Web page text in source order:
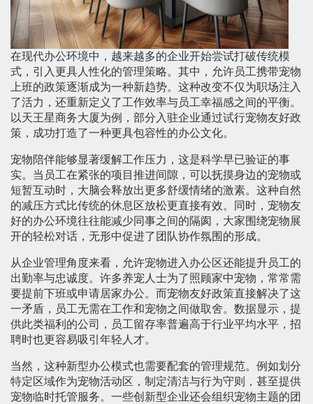
在现代办公环境中，越来越多的企业开始尝试打破传统模
式，引入更具人性化的管理策略。其中，允许员工携带宠物
上班的政策逐渐成为一种新趋势。这种改变不仅为职场注入
了活力，还重新定义了工作效率与员工幸福感之间的平衡。
以天王星商务大厦为例，部分入驻企业通过试行宠物友好政
策，成功打造了一种更具包容性的办公文化。
宠物陪伴能够显著缓解工作压力，这是科学早已验证的事
实。当员工在紧张的项目推进间隙，可以抚摸身边的宠物或
短暂互动时，大脑会释放出更多舒缓情绪的激素。这种自然
的减压方式比传统的休息区放松更直接有效。同时，宠物友
好的办公环境往往能减少同事之间的隔阂，大家围绕宠物展
开的轻松对话，无形中促进了团队协作氛围的形成。
从企业管理角度来看，允许宠物进入办公区还能提升员工的
出勤率与忠诚度。许多养宠人士为了照顾家中宠物，常常需
要提前下班或申请居家办公。而宠物友好政策直接解决了这
一矛盾，员工无需在工作和宠物之间做取舍。数据显示，提
供此类福利的公司，员工留存率普遍高于行业平均水平，招
聘时也更容易吸引年轻人才。
当然，这种新型办公模式也需要配套的管理规范。例如划分
特定区域作为宠物活动区，制定清洁与行为守则，甚至提供
宠物临时托管服务。一些创新型企业还会组织宠物主题的团